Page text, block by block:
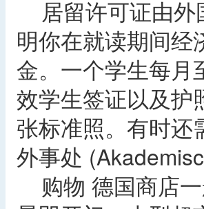
居留许可证由外
明你在就读期间经
金。一个学生每月
效学生签证以及护
张标准照。有时还
外事处
购物 德国商店